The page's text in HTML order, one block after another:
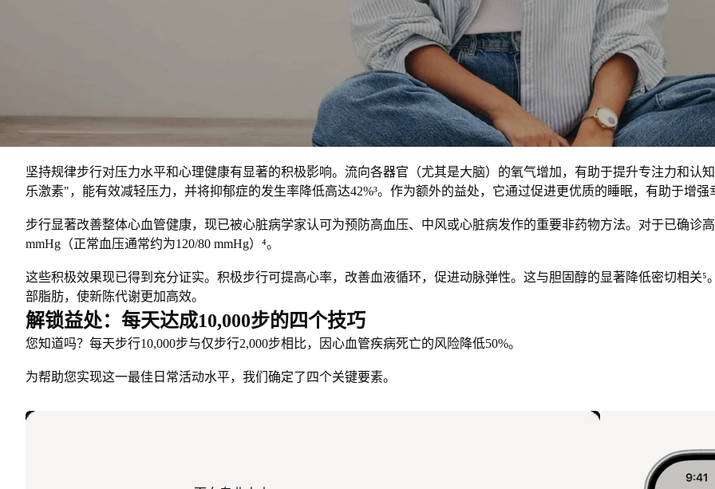
坚持规律步行对压力水平和心理健康有显著的积极影响。流向各器官（尤其是大脑）的氧气增加，有助于提升专注力和
乐激素"，能有效减轻压力，并将抑郁症的发生率降低高达42%³。作为额外的益处，它通过促进更优质的睡眠，有助于增强
步行显著改善整体心血管健康，现已被心脏病学家认可为预防高血压、中风或心脏病发作的重要非药物方法。对于已确诊
mmHg（正常血压通常约为120/80 mmHg）⁴。
这些积极效果现已得到充分证实。积极步行可提高心率，改善血液循环，促进动脉弹性。这与胆固醇的显著降低密切相关
部脂肪，使新陈代谢更加高效。
解锁益处：每天达成10,000步的四个技巧
您知道吗？每天步行10,000步与仅步行2,000步相比，因心血管疾病死亡的风险降低50%。
为帮助您实现这一最佳日常活动水平，我们确定了四个关键要素。